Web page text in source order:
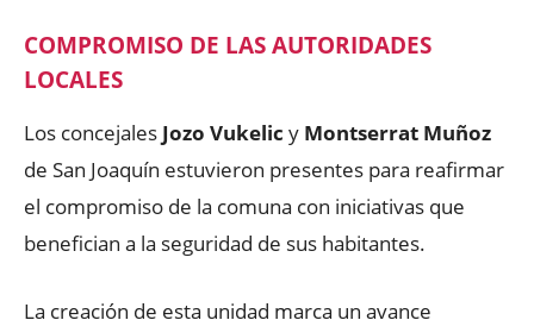
COMPROMISO DE LAS AUTORIDADES
LOCALES
Los concejales Jozo Vukelic y Montserrat Muñoz
de San Joaquín estuvieron presentes para reafirmar
el compromiso de la comuna con iniciativas que
benefician a la seguridad de sus habitantes.
La creación de esta unidad marca un avance